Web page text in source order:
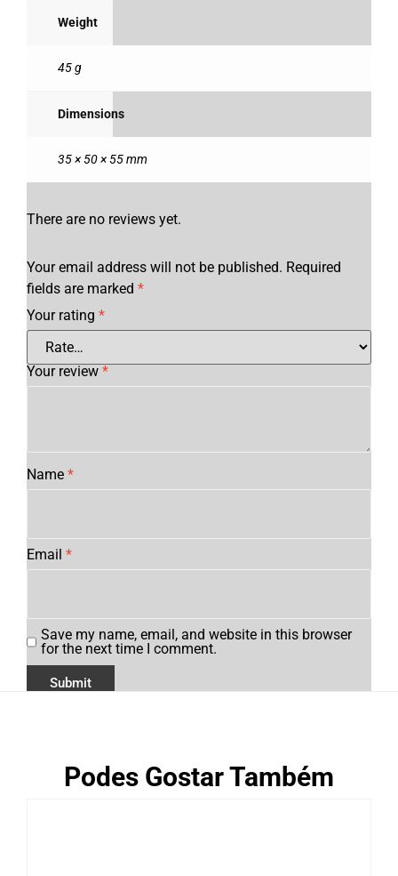
Weight
45 g
Dimensions
35 × 50 × 55 mm
There are no reviews yet.
Your email address will not be published. Required
fields are marked *
Your rating *
Your review *
Name *
Email *
Save my name, email, and website in this browser
for the next time I comment.
Podes Gostar Também